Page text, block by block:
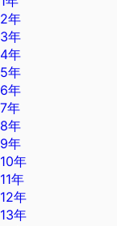
2年
3年
4年
5年
6年
7年
8年
9年
10年
11年
12年
13年